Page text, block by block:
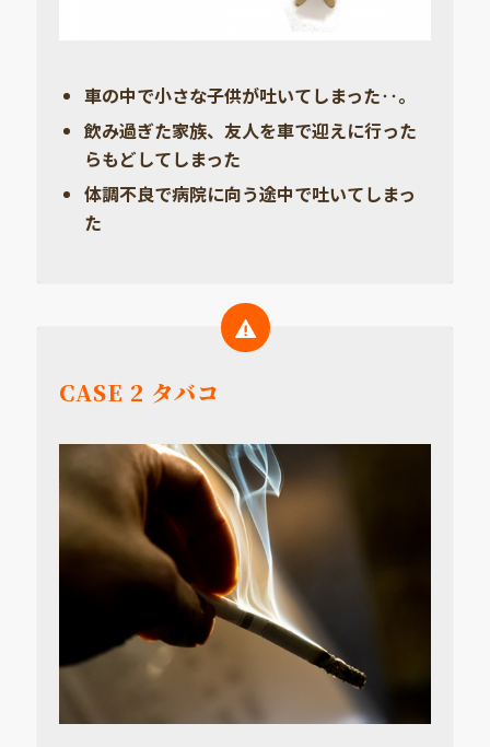
車の中で小さな子供が吐いてしまった‥。
飲み過ぎた家族、友人を車で迎えに行った
らもどしてしまった
体調不良で病院に向う途中で吐いてしまっ
た
CASE 2 タバコ